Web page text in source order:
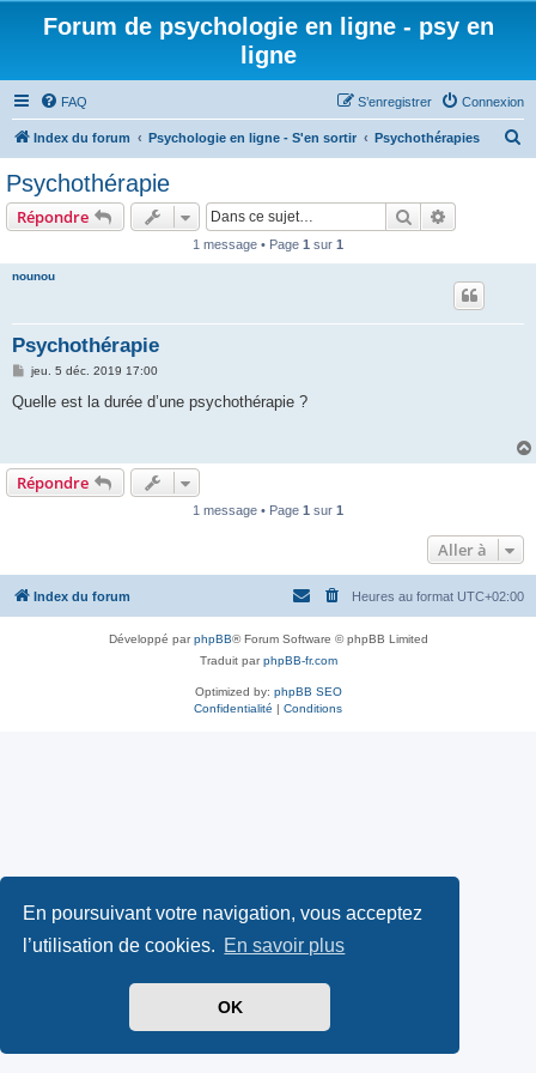
En poursuivant votre navigation, vous acceptez
l’utilisation de cookies. En savoir plus
OK
Forum de psychologie en ligne - psy en
ligne
FAQ Connexion
S’enregistrer
Index du forum Psychologie en ligne - S'en sortir Psychothérapies
Psychothérapie
Répondre Rechercher
1 message • Page 1 sur 1
nounou
Psychothérapie
M
s
jeu. 5 déc. 2019 17:00
Quelle est la durée d’une psychothérapie ?
Répondre
1 message • Page 1 sur 1
Aller à
Index du forum Heures au format UTC+02:00
Développé parphpBB® Forum Software © phpBB Limited
Traduit parphpBB-fr.com
Optimized by: phpBB SEO
Confidentialité | Conditions